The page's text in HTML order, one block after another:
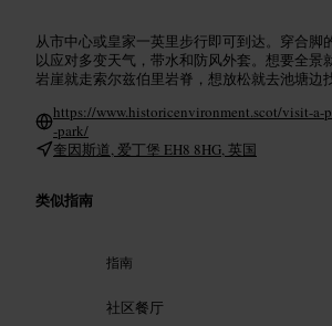
从市中心或皇家一英里步行即可到达。穿合脚
以应对多变天气，带水和防风外套。想要全景
岩崖就走索尔兹伯里岩脊，想放松就去池塘边
https://www.historicenvironment.scot/visit-a-
-park/
奎因斯道, 爱丁堡 EH8 8HG, 英国
类似指南
指南
社区餐厅